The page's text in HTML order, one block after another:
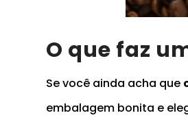
O que faz
Se você ainda acha que
embalagem bonita e